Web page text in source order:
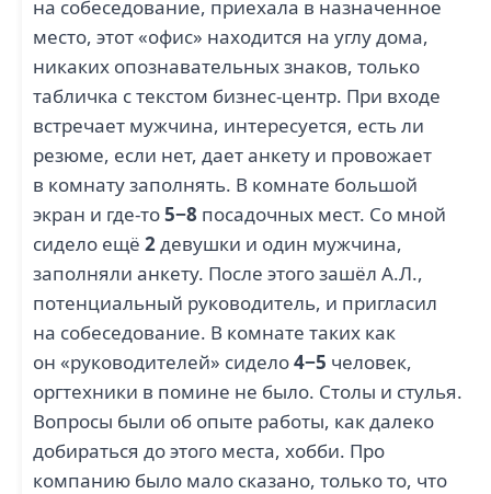
на собеседование, приехала в назначенное
место, этот «офис» находится на углу дома,
никаких опознавательных знаков, только
табличка с текстом бизнес-центр. При входе
встречает мужчина, интересуется, есть ли
резюме, если нет, дает анкету и провожает
в комнату заполнять. В комнате большой
экран и где-то5−8 посадочных мест. Со мной
сидело ещё 2девушки и один мужчина,
заполняли анкету. После этого зашёл А.Л.,
потенциальный руководитель, и пригласил
на собеседование. В комнате таких как
он «руководителей» сидело4−5 человек,
оргтехники в помине не было. Столы и стулья.
Вопросы были об опыте работы, как далеко
добираться до этого места, хобби. Про
компанию было мало сказано, только то, что